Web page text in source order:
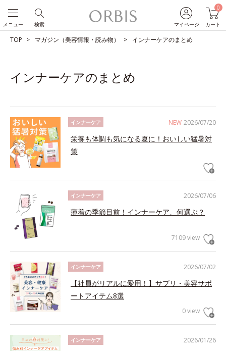
マイページ
0
カート
検索
メニュー
TOP マガジン（美容情報・読み物） インナーケアのまとめ
インナーケアのまとめ
NEW 2026/07/20
インナーケア
栄養も体調も気になる夏に！おいしい猛暑対
策
2026/07/06
インナーケア
薄着の季節目前！インナーケア、何選ぶ？
7109 view
2026/07/02
インナーケア
【社員がリアルに愛用！】サプリ・美容サポ
ートアイテム8選
0 view
2026/01/26
インナーケア